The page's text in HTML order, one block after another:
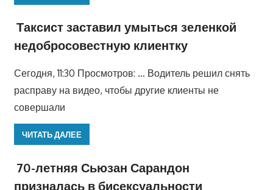
Таксист заставил умыться зеленкой
недобросовестную клиентку
Сегодня, 11:30 Просмотров: … Водитель решил снять
расправу на видео, чтобы другие клиенты не
совершали
ЧИТАТЬ ДАЛЕЕ
70-летняя Сьюзан Сарандон
призналась в бисексуальности